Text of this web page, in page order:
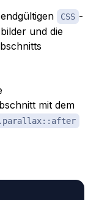
CSS -
und die
mit dem
.parallax::after